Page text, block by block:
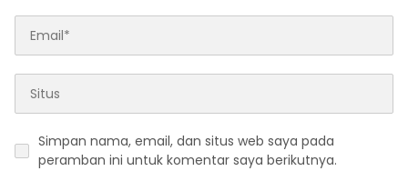
Simpan nama, email, dan situs web saya pada
peramban ini untuk komentar saya berikutnya.